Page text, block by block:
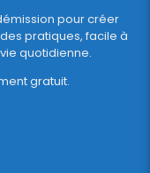
pour créer
pratiques, facile à
quotidienne.
gratuit.